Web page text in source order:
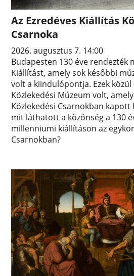
Az Ezredéves Kiállítás
Csarnoka
2026. augusztus 7. 14:00
Budapesten 130 éve rendezték
Kiállítást, amely sok későbbi
volt a kiindulópontja. Ezek közül
Közlekedési Múzeum volt,
Közlekedési Csarnokban kapott
mit láthatott a közönség a 130
millenniumi kiállításon az
Csarnokban?